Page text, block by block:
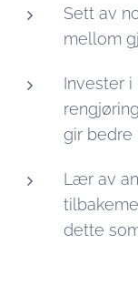
Sett av
mellom
Invester
gir bedre
Lær av
dette